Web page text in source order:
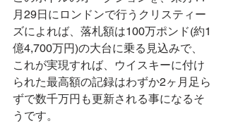
月29日にロンドンで行うクリスティー
ズによれば、落札額は100万ポンド(約1
億4,700万円)の大台に乗る見込みで、
これが実現すれば、ウイスキーに付け
られた最高額の記録はわずか2ヶ月足ら
ずで数千万円も更新される事になるそ
うです。